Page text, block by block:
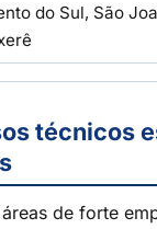
do Sul, São
técnicos
de forte